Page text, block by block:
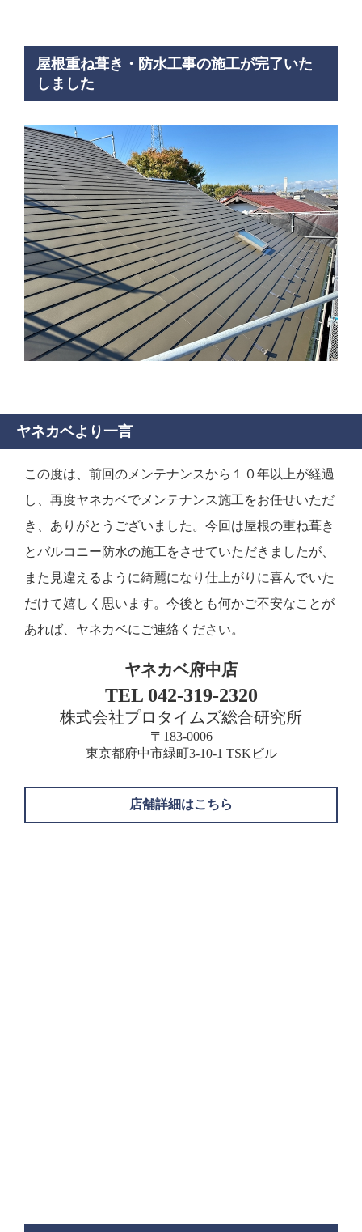
屋根重ね葺き・防水工事の施工が完了いた
しました
ヤネカベより一言
この度は、前回のメンテナンスから１０年以上が経過
し、再度ヤネカベでメンテナンス施工をお任せいただ
き、ありがとうございました。今回は屋根の重ね葺き
とバルコニー防水の施工をさせていただきましたが、
また見違えるように綺麗になり仕上がりに喜んでいた
だけて嬉しく思います。今後とも何かご不安なことが
あれば、ヤネカベにご連絡ください。
ヤネカベ府中店
TEL 042-319-2320
株式会社プロタイムズ総合研究所
〒183-0006
東京都府中市緑町3-10-1 TSKビル
店舗詳細はこちら